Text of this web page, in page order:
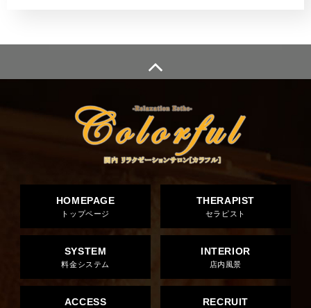
HOMEPAGE
トップページ
THERAPIST
セラピスト
SYSTEM
料金システム
INTERIOR
店内風景
ACCESS RECRUIT